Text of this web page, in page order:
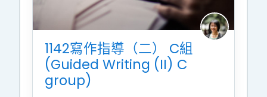
1142寫作指導（二） C組
(Guided Writing (II) C
group)